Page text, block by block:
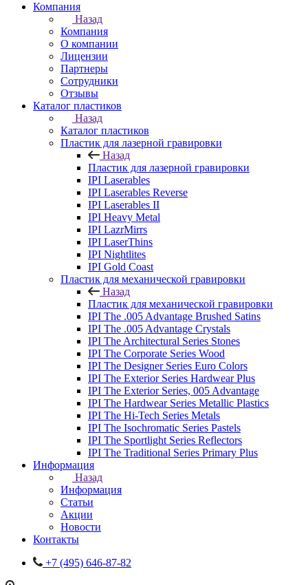
Компания
Назад
Компания
О компании
Лицензии
Партнеры
Сотрудники
Отзывы
Каталог пластиков
Назад
Каталог пластиков
Пластик для лазерной гравировки
Назад
Пластик для лазерной гравировки
IPI Laserables
IPI Laserables Reverse
IPI Laserables II
IPI Heavy Metal
IPI LazrMirrs
IPI LaserThins
IPI Nightlites
IPI Gold Coast
Пластик для механической гравировки
Назад
Пластик для механической гравировки
IPI The .005 Advantage Brushed Satins
IPI The .005 Advantage Crystals
IPI The Architectural Series Stones
IPI The Corporate Series Wood
IPI The Designer Series Euro Colors
IPI The Exterior Series Hardwear Plus
IPI The Exterior Series, 005 Advantage
IPI The Hardwear Series Metallic Plastics
IPI The Hi-Tech Series Metals
IPI The Isochromatic Series Pastels
IPI The Sportlight Series Reflectors
IPI The Traditional Series Primary Plus
Информация
Назад
Информация
Статьи
Акции
Новости
Контакты
+7 (495) 646-87-82